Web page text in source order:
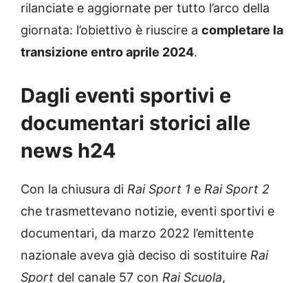
rilanciate e aggiornate per tutto l’arco della
giornata: l’obiettivo è riuscire a completare la
transizione entro aprile 2024.
Dagli eventi sportivi e
documentari storici alle
news h24
Con la chiusura di Rai Sport 1 e Rai Sport 2
che trasmettevano notizie, eventi sportivi e
documentari, da marzo 2022 l’emittente
nazionale aveva già deciso di sostituire Rai
Sport del canale 57 con Rai Scuola,